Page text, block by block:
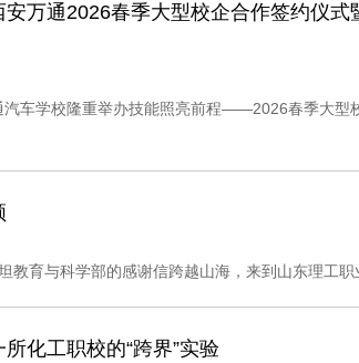
万通2026春季大型校企合作签约仪式
汽车学校隆重举办技能照亮前程——2026春季大型
教育与科学部的感谢信跨越山海，来到山东理工职
化工职校的“跨界”实验